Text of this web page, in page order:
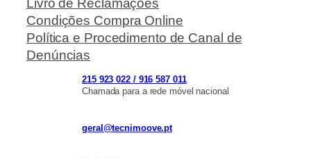
Livro de Reclamações
Condições Compra Online
Política e Procedimento de Canal de
Denúncias
215 923 022 / 916 587 011
Chamada para a rede móvel nacional
geral@tecnimoove.pt